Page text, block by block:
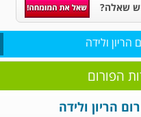
שאלה?
הריון ולידה
הפורום
הריון ולידה